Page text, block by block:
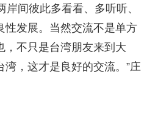
岸间彼此多看看、多听听、
性发展。当然交流不是单方
，不只是台湾朋友来到大
湾，这才是良好的交流。”庄